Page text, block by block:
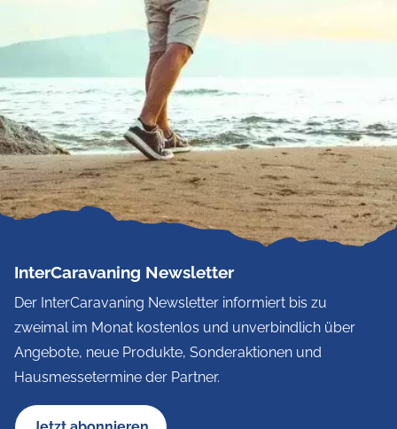
InterCaravaning Newsletter
Der InterCaravaning Newsletter informiert bis zu
zweimal im Monat kostenlos und unverbindlich über
Angebote, neue Produkte, Sonderaktionen und
Hausmessetermine der Partner.